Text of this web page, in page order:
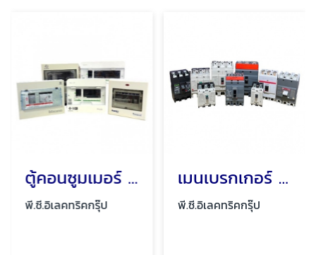
ตู้คอนซูมเมอร์ ตู้ไฟ ตู้โหลดเซ็นเตอร์ พัทยา ชลบุรี
พี.ซี.อิเลคทริคกรุ๊ป
เมนเบรกเกอร์ เมนกันดูด พัทยา ชลบุรี
พี.ซี.อิเลคทริคกรุ๊ป